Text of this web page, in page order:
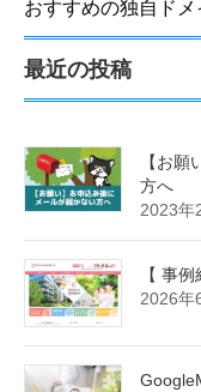
おすすめの独自ド
最近の投稿
【お
方へ
2023年
【 事
2026年